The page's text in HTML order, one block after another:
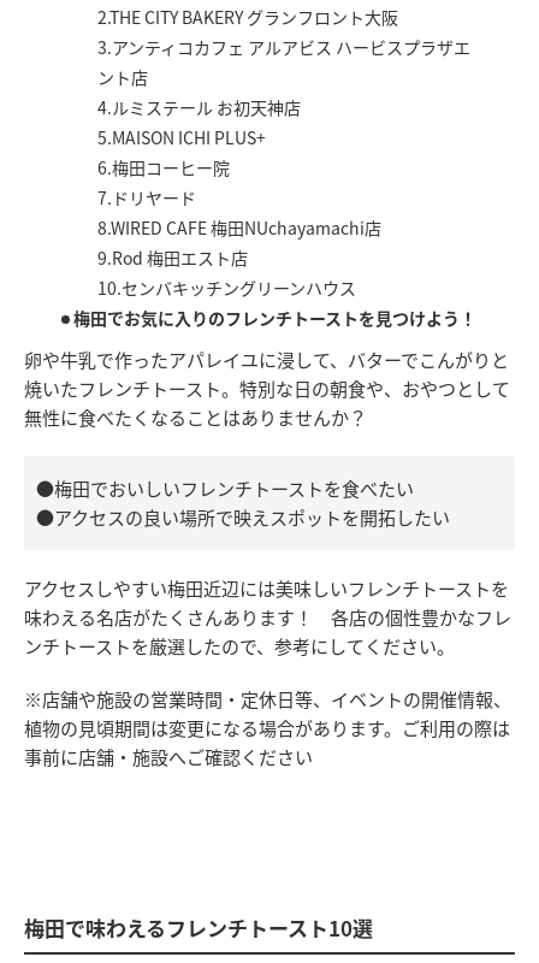
2.THE CITY BAKERY グランフロント大阪
3.アンティコカフェ アルアビス ハービスプラザエ
ント店
4.ルミステール お初天神店
5.MAISON ICHI PLUS+
6.梅田コーヒー院
7.ドリヤード
8.WIRED CAFE 梅田NUchayamachi店
9.Rod 梅田エスト店
10.センバキッチングリーンハウス
梅田でお気に入りのフレンチトーストを見つけよう！
卵や牛乳で作ったアパレイユに浸して、バターでこんがりと
焼いたフレンチトースト。特別な日の朝食や、おやつとして
無性に食べたくなることはありませんか？
●梅田でおいしいフレンチトーストを食べたい
●アクセスの良い場所で映えスポットを開拓したい
アクセスしやすい梅田近辺には美味しいフレンチトーストを
味わえる名店がたくさんあります！ 各店の個性豊かなフレ
ンチトーストを厳選したので、参考にしてください。
※店舗や施設の営業時間・定休日等、イベントの開催情報、
植物の見頃期間は変更になる場合があります。ご利用の際は
事前に店舗・施設へご確認ください
梅田で味わえるフレンチトースト10選